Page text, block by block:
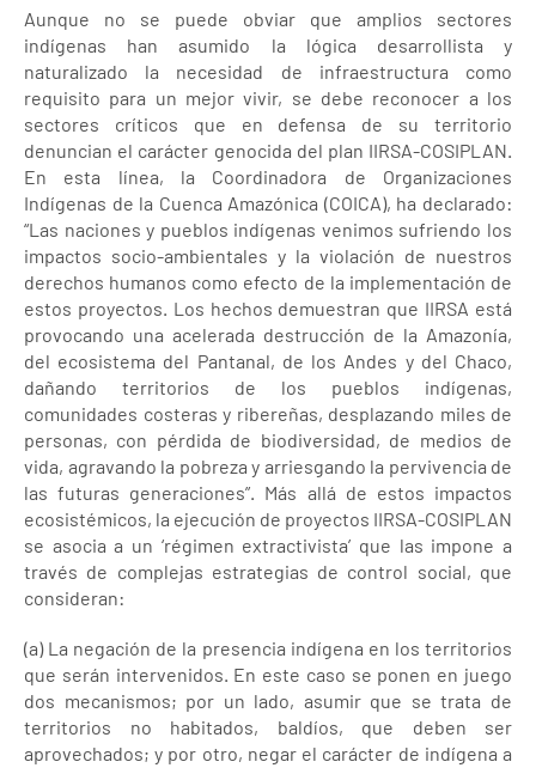
Aunque no se puede obviar que amplios sectores
indígenas han asumido la lógica desarrollista y
naturalizado la necesidad de infraestructura como
requisito para un mejor vivir, se debe reconocer a los
sectores críticos que en defensa de su territorio
denuncian el carácter genocida del plan IIRSA-COSIPLAN.
En esta línea, la Coordinadora de Organizaciones
Indígenas de la Cuenca Amazónica (COICA), ha declarado:
“Las naciones y pueblos indígenas venimos sufriendo los
impactos socio-ambientales y la violación de nuestros
derechos humanos como efecto de la implementación de
estos proyectos. Los hechos demuestran que IIRSA está
provocando una acelerada destrucción de la Amazonía,
del ecosistema del Pantanal, de los Andes y del Chaco,
dañando territorios de los pueblos indígenas,
comunidades costeras y ribereñas, desplazando miles de
personas, con pérdida de biodiversidad, de medios de
vida, agravando la pobreza y arriesgando la pervivencia de
las futuras generaciones”. Más allá de estos impactos
ecosistémicos, la ejecución de proyectos IIRSA-COSIPLAN
se asocia a un ‘régimen extractivista’ que las impone a
través de complejas estrategias de control social, que
consideran:
(a) La negación de la presencia indígena en los territorios
que serán intervenidos. En este caso se ponen en juego
dos mecanismos; por un lado, asumir que se trata de
territorios no habitados, baldíos, que deben ser
aprovechados; y por otro, negar el carácter de indígena a